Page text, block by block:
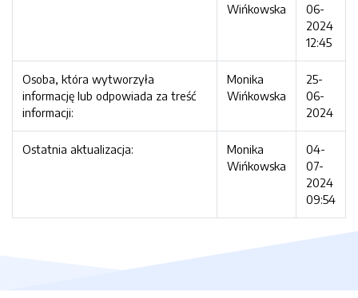
Wińkowska
06-
2024
12:45
Osoba, która wytworzyła
informację lub odpowiada za treść
informacji:
Monika
Wińkowska
25-
06-
2024
Ostatnia aktualizacja:
Monika
Wińkowska
04-
07-
2024
09:54